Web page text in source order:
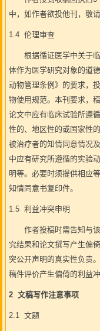
中，如作者欲投他刊，敬
1.4 伦理审查
根据循证医学中关于临
体作为医学研究对象的道
动物管理条例》的要求，
物使用规范。本刊要求，
论文中应有临床试验所遵
性的、地区性的或国家性
被治疗者的知情同意情况
中应有研究所遵循的实验
明等。必要时须提供相应
知情同意书复印件。
1.5 利益冲突申明
作者投稿时需告知与该
究结果和论文撰写产生偏
突公开声明的真实性负责
稿件评价产生偏倚的利益
2 文稿写作注意事项
2.1 文题